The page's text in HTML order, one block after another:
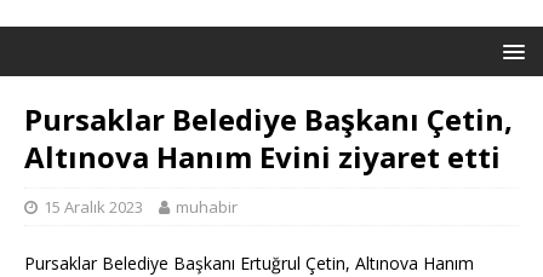
Pursaklar Belediye Başkanı Çetin,
Altınova Hanım Evini ziyaret etti
15 Aralık 2023 muhabir
Pursaklar Belediye Başkanı Ertuğrul Çetin, Altınova Hanım